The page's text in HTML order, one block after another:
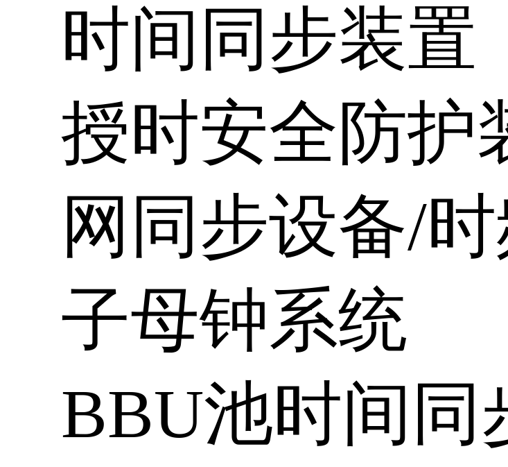
时间同步装置
授时安全防护
网同步设备/
子母钟系统
BBU池时间同